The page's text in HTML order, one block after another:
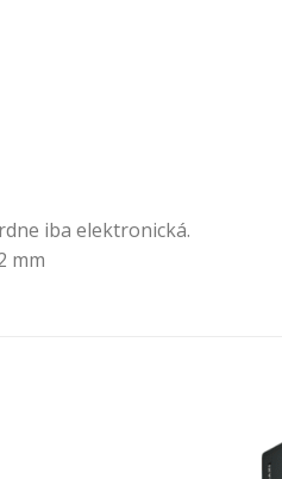
iba elektronická.
mm